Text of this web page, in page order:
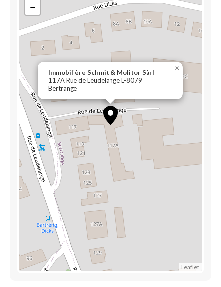
Immobilière Schmit & Molitor Sàrl
117A Rue de Leudelange L-8079
Bertrange
×
−
Leaflet